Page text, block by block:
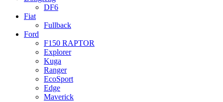
DF6
Fiat
Fullback
Ford
F150 RAPTOR
Explorer
Kuga
Ranger
EcoSport
Edge
Maverick